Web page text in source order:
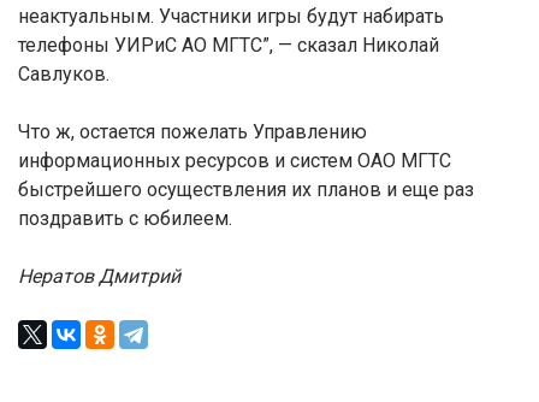
неактуальным. Участники игры будут набирать
телефоны УИРиС АО МГТС”, — сказал Николай
Савлуков.
Что ж, остается пожелать Управлению
информационных ресурсов и систем ОАО МГТС
быстрейшего осуществления их планов и еще раз
поздравить с юбилеем.
Нератов Дмитрий